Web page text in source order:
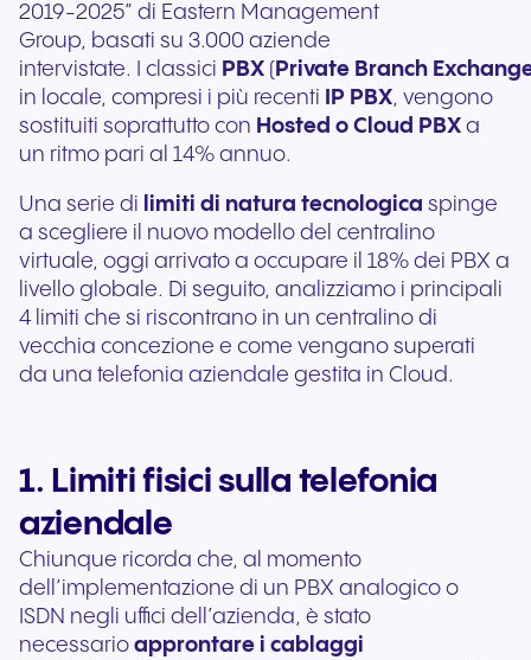
2019-2025” di Eastern Management
Group, basati su 3.000 aziende
intervistate. I classici PBX (Private Branch
in locale, compresi i più recenti
IP PBX, vengono
sostituiti soprattutto con Hosted o Cloud PBX a
un ritmo pari al 14% annuo.
Una serie di limiti di natura tecnologica spinge
a scegliere il nuovo modello del centralino
virtuale, oggi arrivato a occupare il 18% dei PBX a
livello globale. Di seguito, analizziamo i principali
4 limiti che si riscontrano in un centralino di
vecchia concezione e come vengano superati
da una telefonia aziendale gestita in Cloud.
1. Limiti fisici sulla telefonia
aziendale
Chiunque ricorda che, al momento
dell’implementazione di un PBX analogico o
ISDN negli uffici dell’azienda, è stato
necessario approntare i cablaggi